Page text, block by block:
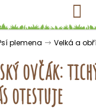
plemena Velká a
ovčák:
otestuje